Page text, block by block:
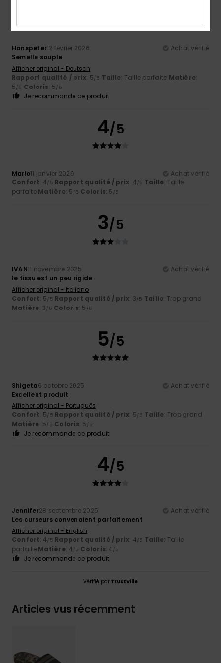
Hanspeter12 février 2026
Achat vérifié
Semelle souple
Afficher original - Deutsch
Rapport qualité / prix: 5/5 Taille: Taille parfaite Matière:
5/5 Coloris: 5/5
Je recommande ce produit
4/5
Mario11 janvier 2026
Achat vérifié
Confort: 4/5 Rapport qualité / prix: 4/5 Taille: Taille
parfaite Matière: 5 /5 Coloris: 5 /5
3/5
IVAN11 novembre 2025
Achat vérifié
le tissu est un peu rigide
Afficher original - Italiano
Confort: 5/5 Rapport qualité / prix: 3/5 Taille: Trop grand
Matière: 3/5 Coloris: 5 /5
5/5
Shigeta6 octobre 2025
Achat vérifié
Excellent produit
Afficher original - Português
Confort: 5/5 Rapport qualité / prix: 5/5 Taille: Trop grand
Matière: 5/5 Coloris: 5 /5
Je recommande ce produit
4/5
Jennifer28 septembre 2025
Achat vérifié
Les curseurs convenaient parfaitement
Afficher original - English
Confort: 4/5 Rapport qualité / prix: 4/5 Taille: Taille
parfaite Matière: 4 /5 Coloris: 4 /5
Je recommande ce produit
Vérifié par TrustVille
Articles vus récemment